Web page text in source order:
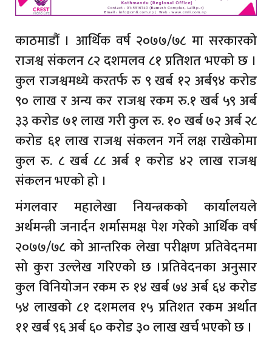
काठमाडौं । आर्थिक वर्ष २०७७/७८ मा सरकारको
राजश्व संकलन ८२ दशमलव ८१ प्रतिशत भएको छ ।
कुल राजश्वमध्ये करतर्फ रु ९ खर्ब १२ अर्ब९४ करोड
९० लाख र अन्य कर राजश्व रकम रु.१ खर्ब ५९ अर्ब
३३ करोड ७१ लाख गरी कुल रु. १० खर्ब ७२ अर्ब २८
करोड ६१ लाख राजश्व संकलन गर्ने लक्ष राखेकोमा
कुल रु. ८ खर्ब ८८ अर्ब १ करोड ४२ लाख राजश्व
संकलन भएको हो ।
मंगलवार महालेखा नियन्त्रकको कार्यालयले
अर्थमन्त्री जनार्दन शर्मासमक्ष पेश गरेको आर्थिक वर्ष
२०७७/७८ को आन्तरिक लेखा परीक्षण प्रतिवेदनमा
सो कुरा उल्लेख गरिएको छ ।प्रतिवेदनका अनुसार
कुल विनियोजन रकम रु १४ खर्ब ७४ अर्ब ६४ करोड
५४ लाखको ८१ दशमलव १५ प्रतिशत रकम अर्थात
११ खर्ब ९६ अर्ब ६० करोड ३० लाख खर्च भएको छ ।